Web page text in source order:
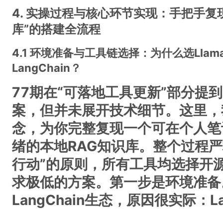
4. 实操过程与核心环节实现：手把手复
库”的搭建全流程
4.1 环境准备与工具链选择：为什么选
LangChain？
77期在“可落地工具更新”部分提
案，但并未展开技术细节。这里
念，为你完整复现一个可在个人
绪的本地RAG知识库。整个过程
行动”的原则，所有工具均选择开
求极低的方案。第一步是环境准
LangChain生态，原因很实际：